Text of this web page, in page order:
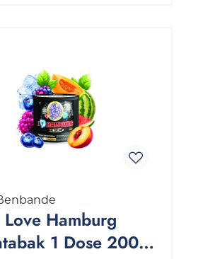
Love Hamburg
1 Dose 200